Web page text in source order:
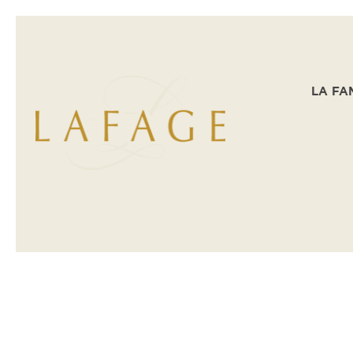
LA